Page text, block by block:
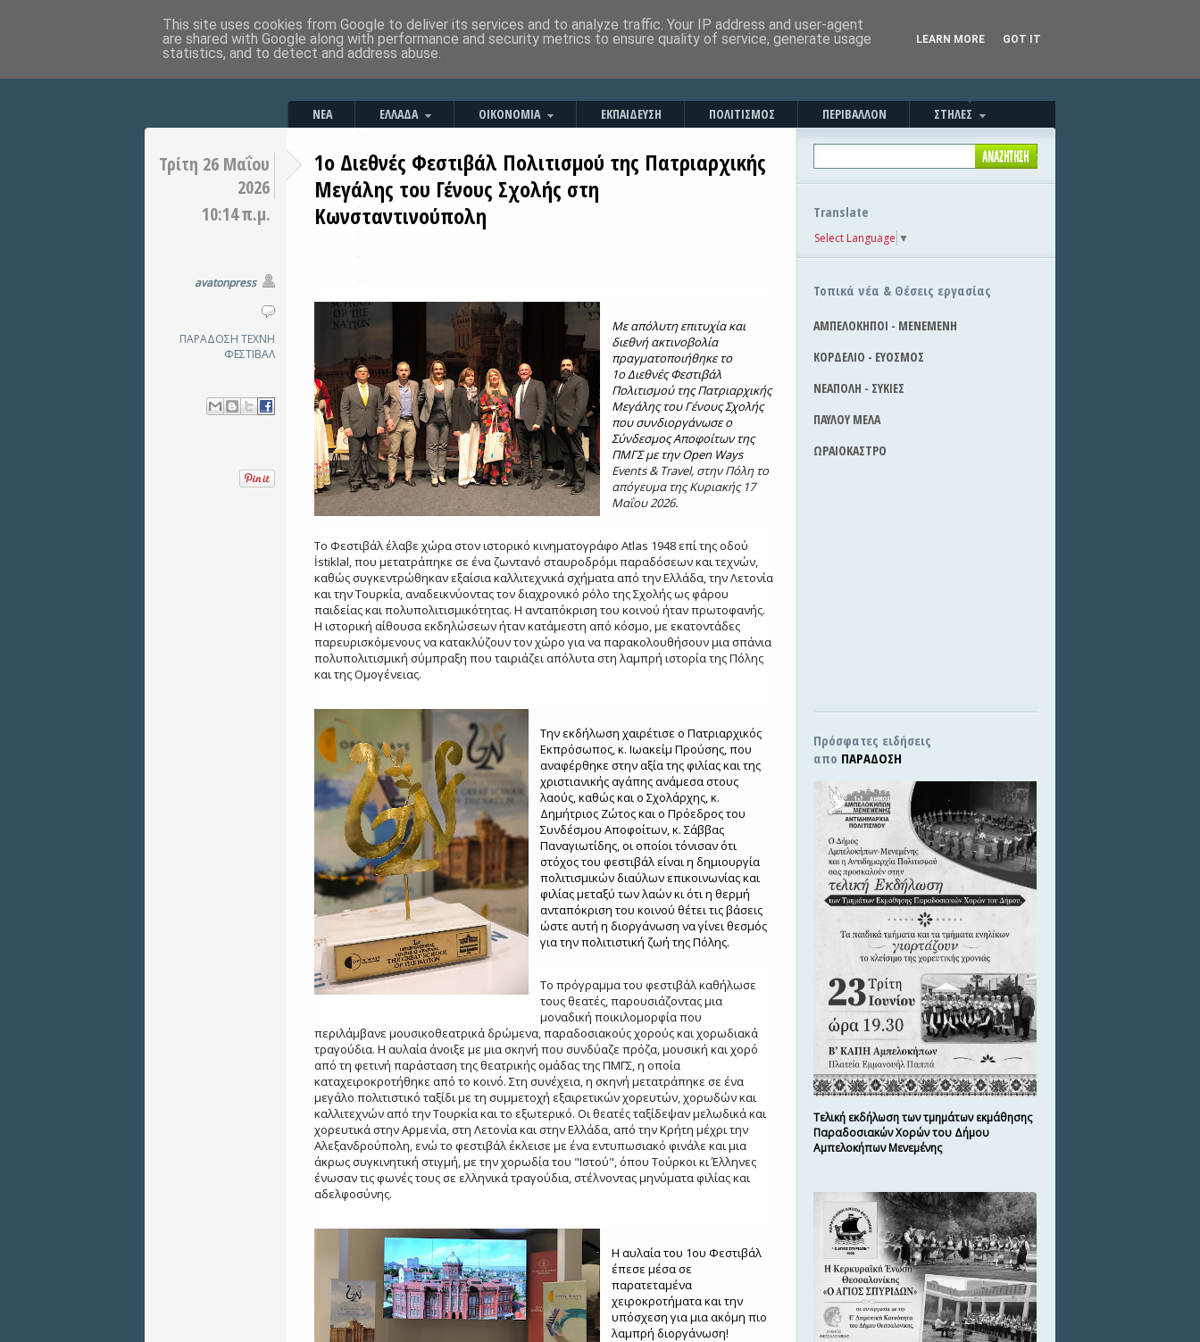
ΝΕΑ ΕΛΛΑΔΑ ΟΙΚΟΝΟΜΙΑ ΕΚΠΑΙΔΕΥΣΗ ΠΟΛΙΤΙΣΜΟΣ ΠΕΡΙΒΑΛΛΟΝ ΣΤΗΛΕΣ
Τρίτη 26 Μαΐου
2026
10:14 π.μ.
avatonpress
ΠΑΡΑΔΟΣΗ ΤΕΧΝΗ
ΦΕΣΤΙΒΑΛ
1ο Διεθνές Φεστιβάλ Πολιτισμού της Πατριαρχικής
Μεγάλης του Γένους Σχολής στη
Κωνσταντινούπολη
Με απόλυτη επιτυχία και
διεθνή ακτινοβολία
πραγματοποιήθηκε το
1ο Διεθνές Φεστιβάλ
Πολιτισμού της Πατριαρχικής
Μεγάλης του Γένους Σχολής
που συνδιοργάνωσε ο
Σύνδεσμος Αποφοίτων της
ΠΜΓΣ με την Open Ways
Events& Travel, στην Πόλη το
απόγευμα της Κυριακής 17
Μαΐου 2026.
Το Φεστιβάλ έλαβε χώρα στον ιστορικό κινηματογράφο Atlas 1948 επί της οδού
İstiklal, που μετατράπηκε σε ένα ζωντανό σταυροδρόμι παραδόσεων και τεχνών,
καθώς συγκεντρώθηκαν εξαίσια καλλιτεχνικά σχήματα από την Ελλάδα, την Λετονία
και την Τουρκία, αναδεικνύοντας τον διαχρονικό ρόλο της Σχολής ως φάρου
παιδείας και πολυπολιτισμικότητας. Η ανταπόκριση του κοινού ήταν πρωτοφανής.
Η ιστορική αίθουσα εκδηλώσεων ήταν κατάμεστη από κόσμο, με εκατοντάδες
παρευρισκόμενους να κατακλύζουν τον χώρο για να παρακολουθήσουν μια σπάνια
πολυπολιτισμική σύμπραξη που ταιριάζει απόλυτα στη λαμπρή ιστορία της Πόλης
και της Ομογένειας.
Την εκδήλωση χαιρέτισε ο Πατριαρχικός
Εκπρόσωπος, κ. Ιωακείμ Προύσης, που
αναφέρθηκε στην αξία της φιλίας και της
χριστιανικής αγάπης ανάμεσα στους
λαούς, καθώς και ο Σχολάρχης, κ.
Δημήτριος Ζώτος και ο Πρόεδρος του
Συνδέσμου Αποφοίτων, κ. Σάββας
Παναγιωτίδης, οι οποίοι τόνισαν ότι
στόχος του φεστιβάλ είναι η δημιουργία
πολιτισμικών διαύλων επικοινωνίας και
φιλίας μεταξύ των λαών κι ότι η θερμή
ανταπόκριση του κοινού θέτει τις βάσεις
ώστε αυτή η διοργάνωση να γίνει θεσμός
για την πολιτιστική ζωή της Πόλης.
Το πρόγραμμα του φεστιβάλ καθήλωσε
τους θεατές, παρουσιάζοντας μια
μοναδική ποικιλομορφία που
περιλάμβανε μουσικοθεατρικά δρώμενα, παραδοσιακούς χορούς και χορωδιακά
τραγούδια. Η αυλαία άνοιξε με μια σκηνή που συνδύαζε πρόζα, μουσική και χορό
από τη φετινή παράσταση της θεατρικής ομάδας της ΠΜΓΣ, η οποία
καταχειροκροτήθηκε από το κοινό. Στη συνέχεια, η σκηνή μετατράπηκε σε ένα
μεγάλο πολιτιστικό ταξίδι με τη συμμετοχή εξαιρετικών χορευτών, χορωδών και
καλλιτεχνών από την Τουρκία και το εξωτερικό. Οι θεατές ταξίδεψαν μελωδικά και
χορευτικά στην Αρμενία, στη Λετονία και στην Ελλάδα, από την Κρήτη μέχρι την
Αλεξανδρούπολη, ενώ το φεστιβάλ έκλεισε με ένα εντυπωσιακό φινάλε και μια
άκρως συγκινητική στιγμή, με την χορωδία του "Ιστού", όπου Τούρκοι κι Έλληνες
ένωσαν τις φωνές τους σε ελληνικά τραγούδια, στέλνοντας μηνύματα φιλίας και
αδελφοσύνης.
Η αυλαία του 1ου Φεστιβάλ
έπεσε μέσα σε
παρατεταμένα
χειροκροτήματα και την
υπόσχεση για μια ακόμη πιο
λαμπρή διοργάνωση!
Translate
Select Language ▼
Τοπικά νέα & Θέσεις εργασίας
ΑΜΠΕΛΟΚΗΠΟΙ - ΜΕΝΕΜΕΝΗ
ΚΟΡΔΕΛΙΟ - ΕΥΟΣΜΟΣ
ΝΕΑΠΟΛΗ - ΣΥΚΙΕΣ
ΠΑΥΛΟΥ ΜΕΛΑ
ΩΡΑΙΟΚΑΣΤΡΟ
Πρόσφατες ειδήσεις
απο ΠΑΡΑΔΟΣΗ
Τελική εκδήλωση των τμημάτων εκμάθησης
Παραδοσιακών Χορών του Δήμου
Αμπελοκήπων Μενεμένης
This site uses cookies from Google to deliver its services and to analyze traffic. Your IP address and user-agent
are shared with Google along with performance and security metrics to ensure quality of service, generate usage
statistics, and to detect and address abuse.
LEARN MORE GOT IT